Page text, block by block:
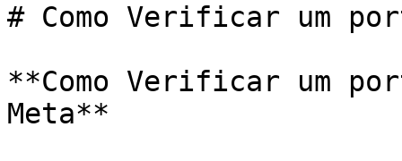
# Como Verificar um
**Como Verificar um
Meta**